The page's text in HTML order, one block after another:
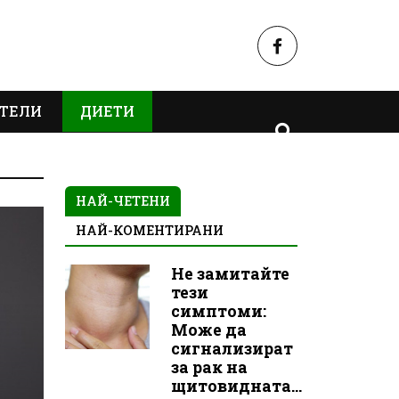
ДИЕТИ
НАЙ-ЧЕТЕНИ
НАЙ-КОМЕНТИРАНИ
Не замитайте
тези
симптоми:
Може да
сигнализират
за рак на
щитовидната...